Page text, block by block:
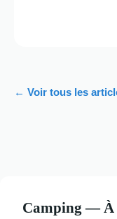
← Voir tous les
Camping — À